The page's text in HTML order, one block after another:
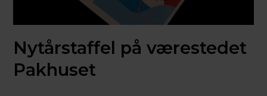
Nytårstaffel på værestedet
Pakhuset